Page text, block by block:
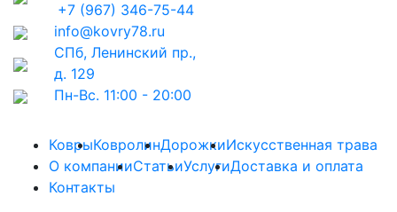
+7 (967) 346-75-44
info@kovry78.ru
СПб, Ленинский пр.,
д. 129
Пн-Вс. 11:00 - 20:00
КоврыКовролинДорожкиИскусственная трава
О компанииСтатьиУслугиДоставка и оплата
Контакты